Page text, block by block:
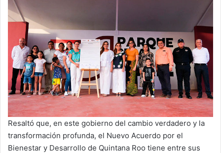
Resaltó que, en este gobierno del cambio verdadero y la
transformación profunda, el Nuevo Acuerdo por el
Bienestar y Desarrollo de Quintana Roo tiene entre sus